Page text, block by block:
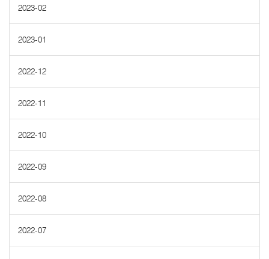
2023-02
2023-01
2022-12
2022-11
2022-10
2022-09
2022-08
2022-07